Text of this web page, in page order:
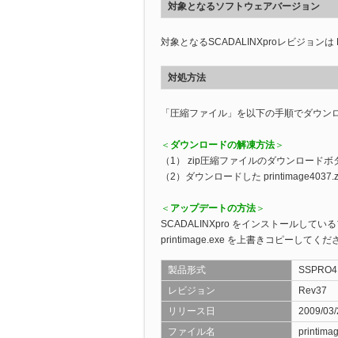
PCレコーダ
対象となるソフトウェアバージョン
対象となるSCADALINXproレビジョンは
対処方法
「圧縮ファイル」を以下の手順でダウン
＜ ダウンロードの解凍方法 ＞
（1） zip圧縮ファイルのダウンロード
（2）ダウンロードした
＜ アップデートの方法 ＞
SCADALINXpro をインストールしてい
printimage.exe を上書きコピーしてくださ
製品形式
SSPRO4
レビジョン
Rev37
リリース日
2009/03/
ファイル名